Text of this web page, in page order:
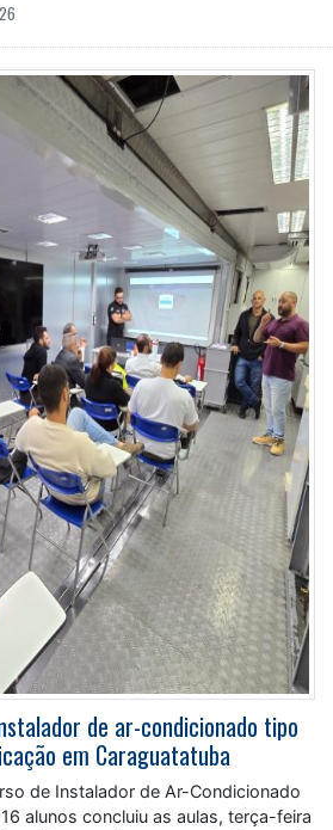
de ar-condicionado tipo
em Caraguatatuba
de Instalador de Ar-Condicionado
alunos concluiu as aulas, terça-feira